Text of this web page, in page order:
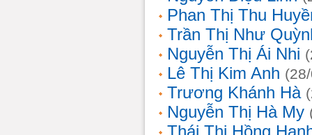
Phan Thị Thu
Trần Thị Như
Nguyễn Thị Ái Nhi
Lê Thị Kim Anh
Trương Khánh Hà
Nguyễn Thị Hà My
Thái Thị Hồng